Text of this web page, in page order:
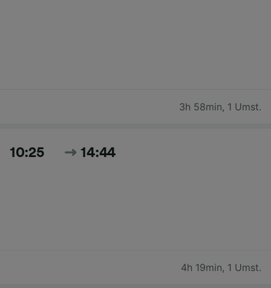
3h 58min, 1 Umst.
10:25 14:44
4h 19min, 1 Umst.